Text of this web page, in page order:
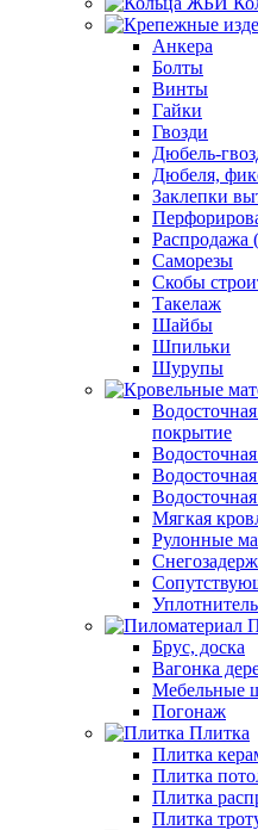
Анкера
Болты
Винты
Гайки
Гвозди
Дюбель-
Дюбеля,
Заклепки
Распродажа
Саморезы
Скобы
Такелаж
Шайбы
Шпильки
Шурупы
покрытие
Мягкая
Рулонные
Брус, доска
Вагонка
Мебельные
Погонаж
Плитка
Плитка
Плитка
Плитка
Плитка